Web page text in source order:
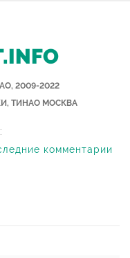
2009-2022
ТИНАО МОСКВА
комментарии